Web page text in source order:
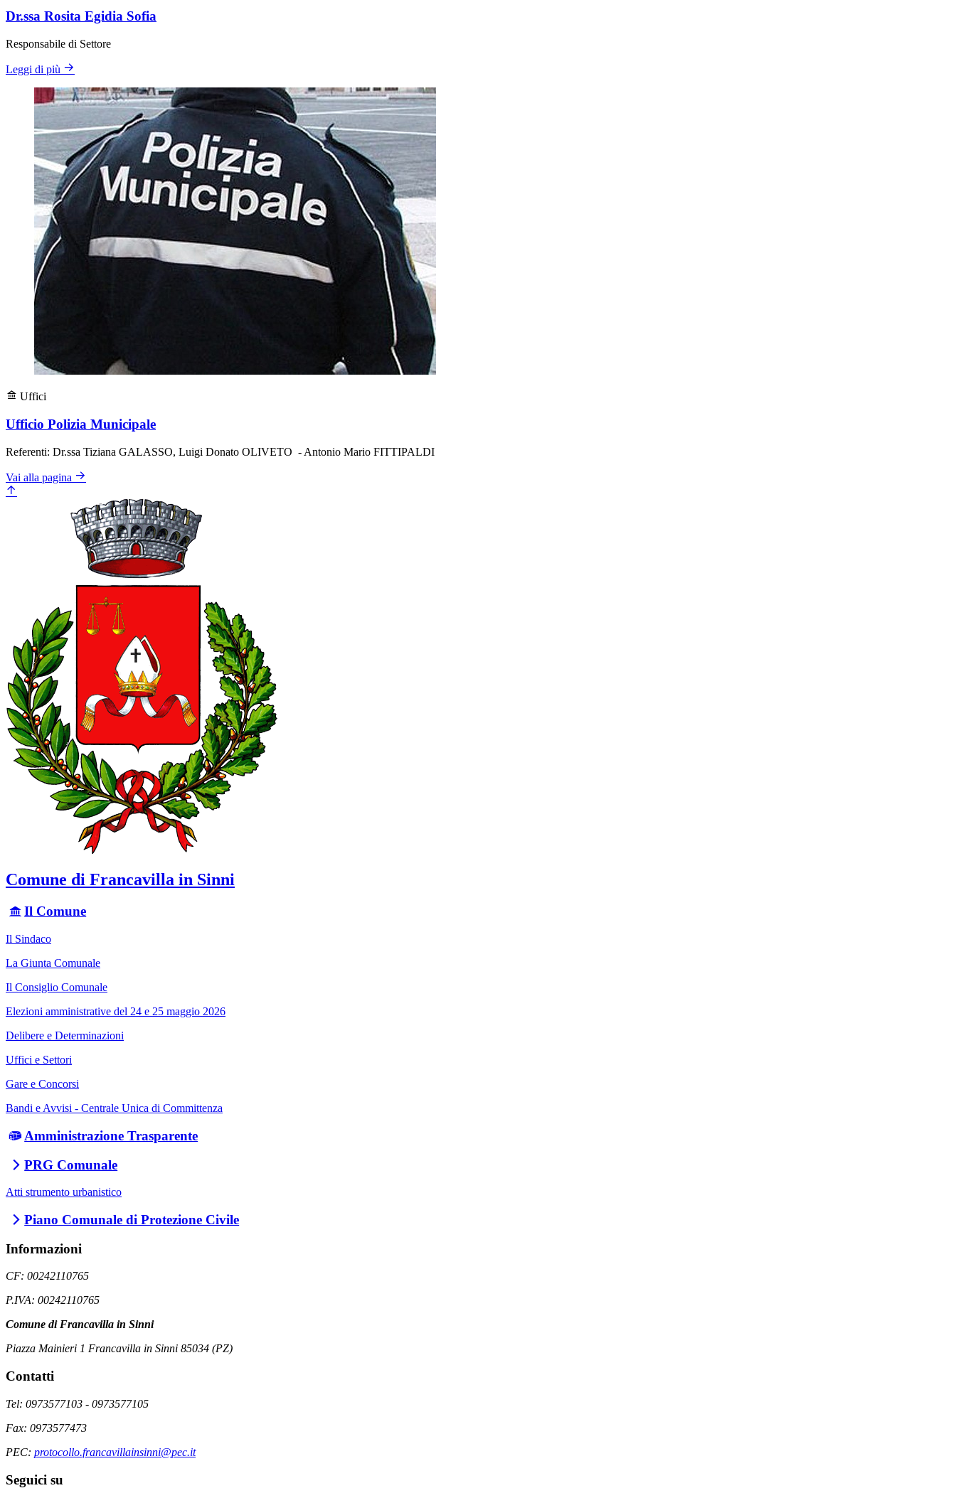
Dr.ssa Rosita Egidia Sofia
Responsabile di Settore
Leggi di più
Uffici
Ufficio Polizia Municipale
Referenti: Dr.ssa Tiziana GALASSO, Luigi Donato OLIVETO - Antonio Mario FITTIPALDI
Vai alla pagina
Comune di Francavilla in Sinni
Il Comune
Il Sindaco
La Giunta Comunale
Il Consiglio Comunale
Elezioni amministrative del 24 e 25 maggio 2026
Delibere e Determinazioni
Uffici e Settori
Gare e Concorsi
Bandi e Avvisi - Centrale Unica di Committenza
Amministrazione Trasparente
PRG Comunale
Atti strumento urbanistico
Piano Comunale di Protezione Civile
Informazioni
CF: 00242110765
P.IVA: 00242110765
Comune di Francavilla in Sinni
Piazza Mainieri 1 Francavilla in Sinni 85034 (PZ)
Contatti
Tel: 0973577103 - 0973577105
Fax: 0973577473
PEC: protocollo.francavillainsinni@pec.it
Seguici su